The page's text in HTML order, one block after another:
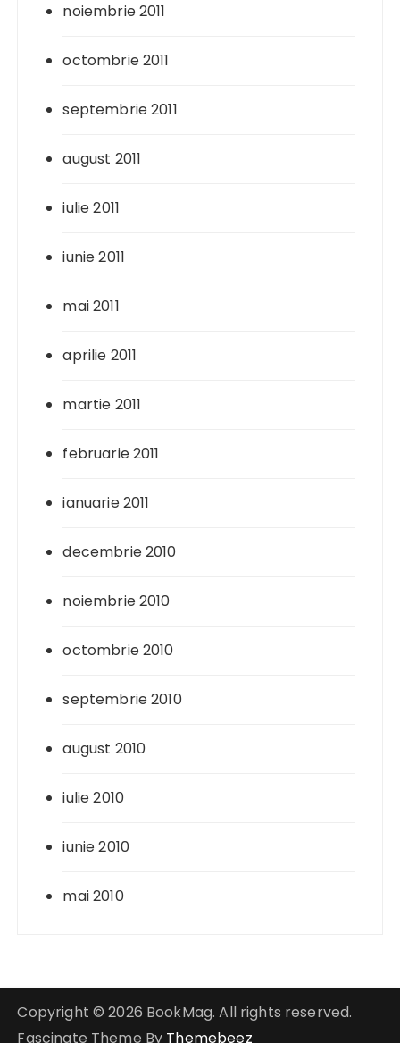
noiembrie 2011
octombrie 2011
septembrie 2011
august 2011
iulie 2011
iunie 2011
mai 2011
aprilie 2011
martie 2011
februarie 2011
ianuarie 2011
decembrie 2010
noiembrie 2010
octombrie 2010
septembrie 2010
august 2010
iulie 2010
iunie 2010
mai 2010
Copyright © 2026 BookMag. All rights reserved.
Fascinate Theme By Themebeez